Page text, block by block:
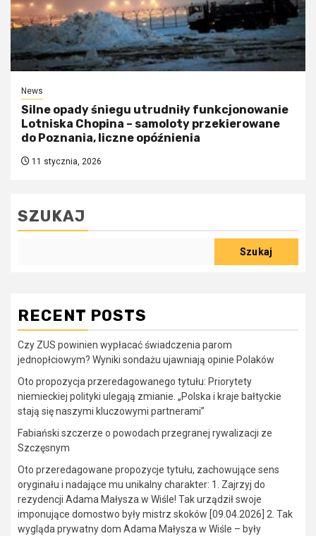
News
Silne opady śniegu utrudniły funkcjonowanie
Lotniska Chopina – samoloty przekierowane
do Poznania, liczne opóźnienia
11 stycznia, 2026
SZUKAJ
Szukaj
RECENT POSTS
Czy ZUS powinien wypłacać świadczenia parom
jednopłciowym? Wyniki sondażu ujawniają opinie Polaków
Oto propozycja przeredagowanego tytułu: Priorytety
niemieckiej polityki ulegają zmianie. „Polska i kraje bałtyckie
stają się naszymi kluczowymi partnerami”
Fabiański szczerze o powodach przegranej rywalizacji ze
Szczęsnym
Oto przeredagowane propozycje tytułu, zachowujące sens
oryginału i nadające mu unikalny charakter: 1. Zajrzyj do
rezydencji Adama Małysza w Wiśle! Tak urządził swoje
imponujące domostwo były mistrz skoków [09.04.2026] 2. Tak
wygląda prywatny dom Adama Małysza w Wiśle – były